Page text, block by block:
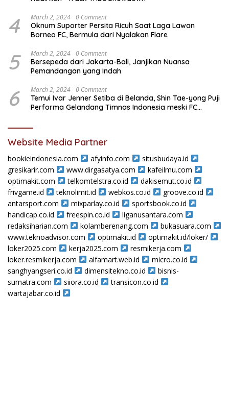
4 March 2, 2024 0 Comment
Oknum Suporter Persita Ricuh Saat Laga Lawan
Borneo FC, Bermula dari Nyalakan Flare
5 March 2, 2024 0 Comment
Bersepeda dari Jakarta-Bali, Janjikan Nuansa
Pemandangan yang Indah
6 March 2, 2024 0 Comment
Temui Ivar Jenner Setiba di Belanda, Shin Tae-yong Puji
Performa Gelandang Timnas Indonesia meski FC
Website Media Partner
bookieindonesia.com afyinfo.com
situsbudaya.id
gresikarir.com
www.dirgasatya.com
kafeilmu.com
optimakit.com
telkomtelstra.co.id
dakisemut.co.id
frivgame.id
teknolimit.id webkos.co.id
groove.co.id
antarsport.com
mixparlay.co.id
sportsbook.co.id
handicap.co.id
freespin.co.id
liganusantara.com
redaksiharian.com
kolamberenang.com
bukasuara.com
www.teknoadvisor.com
optimakit.id
optimakit.id/loker/
loker2025.com
kerja2025.com
resmikerja.com
loker.resmikerja.com
alfamart.web.id
micro.co.id
sanghyangseri.co.id
dimensitekno.co.id
bisnis-
sumatra.com
siiora.co.id
transicon.co.id
wartajabar.co.id